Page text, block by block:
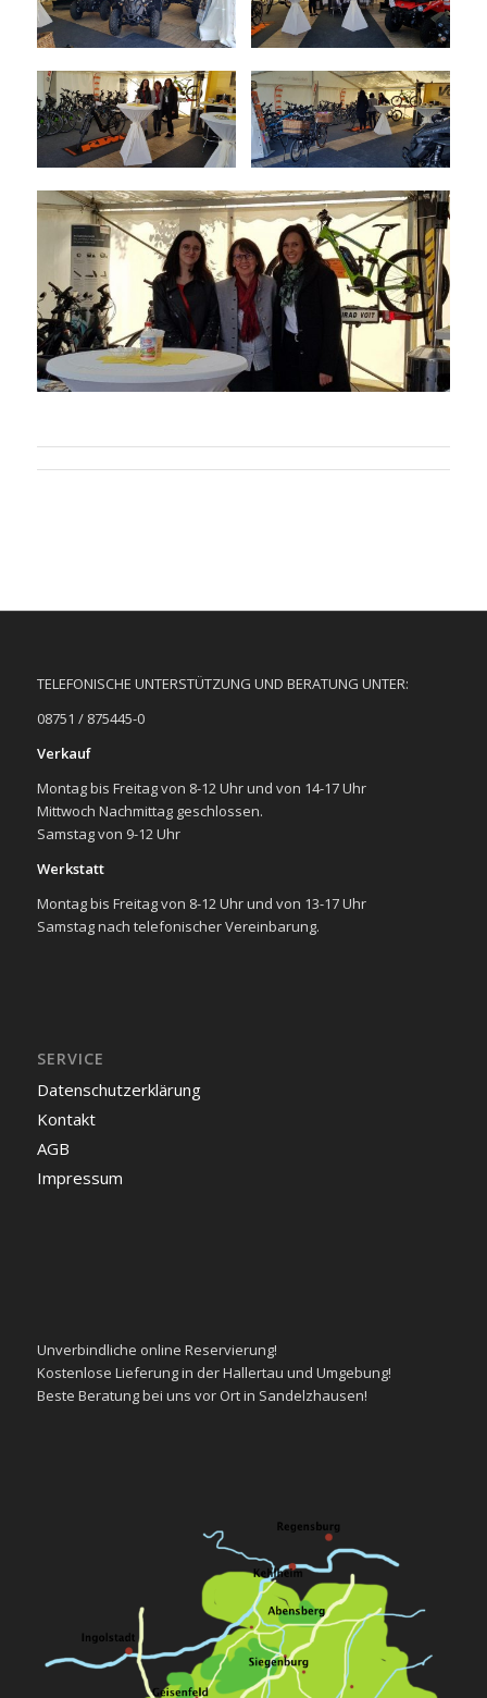
TELEFONISCHE UNTERSTÜTZUNG UND BERATUNG UNTER:
08751 / 875445-0
Verkauf
Montag bis Freitag von 8-12 Uhr und von 14-17 Uhr
Mittwoch Nachmittag geschlossen.
Samstag von 9-12 Uhr
Werkstatt
Montag bis Freitag von 8-12 Uhr und von 13-17 Uhr
Samstag nach telefonischer Vereinbarung.
SERVICE
Datenschutzerklärung
Kontakt
AGB
Impressum
Unverbindliche online Reservierung!
Kostenlose Lieferung in der Hallertau und Umgebung!
Beste Beratungbei uns vor Ort in Sandelzhausen!